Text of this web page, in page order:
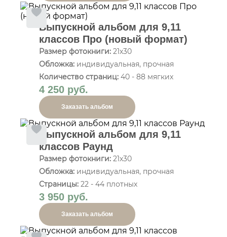
Выпускной альбом для 9,11
классов Про (новый формат)
Размер фотокниги: 21х30
Обложка: индивидуальная, прочная
Количество страниц: 40 - 88 мягких
4 250 руб.
Заказать альбом
Выпускной альбом для 9,11
классов Раунд
Размер фотокниги: 21х30
Обложка: индивидуальная, прочная
Страницы: 22 - 44 плотных
3 950 руб.
Заказать альбом